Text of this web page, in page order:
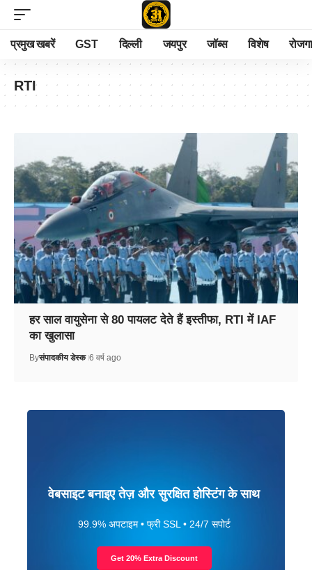
प्रमुख खबरें GST दिल्ली जयपुर जॉब्स विशेष
RTI
हर साल वायुसेना से 80 पायलट देते हैं इस्तीफा, RTI में IAF
का खुलासा
Byसंपादकीय डेस्क 6 वर्ष ago
वेबसाइट बनाइए तेज़ और सुरक्षित होस्टिंग के साथ
99.9% अपटाइम • फ्री SSL • 24/7 सपोर्ट
Get 20% Extra Discount